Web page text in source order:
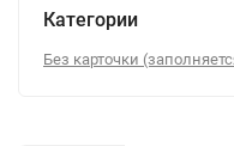
Категории
Без карточки